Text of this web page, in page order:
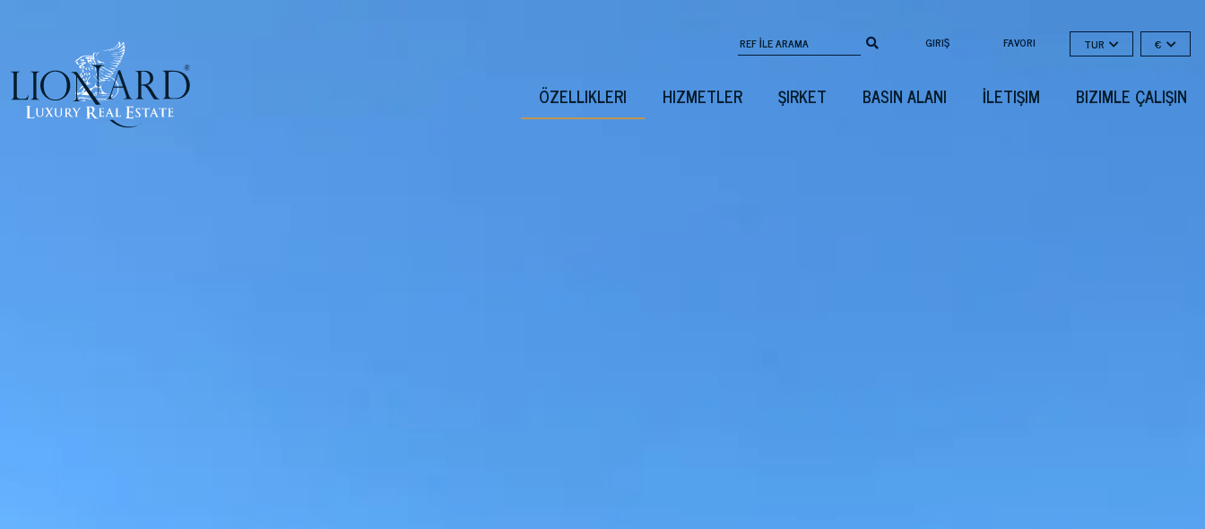
GIRIŞ FAVORI TUR €
ÖZELLIKLERI HIZMETLER ŞIRKET BASIN ALANI İLETIŞIM BIZIMLE ÇALIŞIN